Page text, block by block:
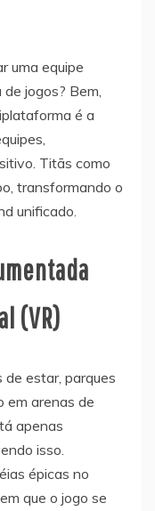
uma equipe
jogos? Bem,
é a
Titãs como
transformando o
unificado.
(VR)
de estar, parques
em arenas de
apenas
isso.
épicas no
que o jogo se